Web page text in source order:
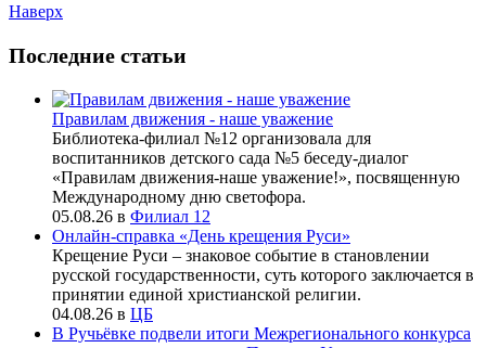
Наверх
Последние статьи
Правилам движения - наше уважение
Библиотека-филиал №12 организовала для
воспитанников детского сада №5 беседу-диалог
«Правилам движения-наше уважение!», посвященную
Международному дню светофора.
05.08.26 в Филиал 12
Онлайн-справка «День крещения Руси»
Крещение Руси – знаковое событие в становлении
русской государственности, суть которого заключается в
принятии единой христианской религии.
04.08.26 в ЦБ
В Ручьёвке подвели итоги Межрегионального конкурса